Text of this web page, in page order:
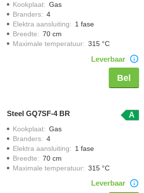
Kookplaat: Gas
Branders: 4
Elektra aansluiting: 1 fase
Breedte: 70 cm
Maximale temperatuur: 315 °C
Leverbaar
Bel
Steel GQ7SF-4 BR A
Kookplaat: Gas
Branders: 4
Elektra aansluiting: 1 fase
Breedte: 70 cm
Maximale temperatuur: 315 °C
Leverbaar